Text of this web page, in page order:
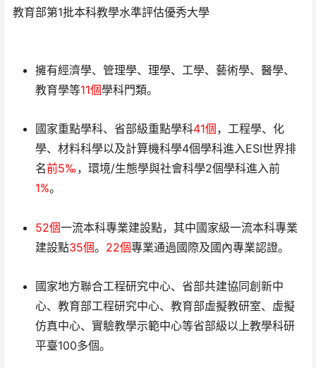
教育部第1批本科教學水準評估優秀大學
擁有經濟學、管理學、理學、工學、藝術學、醫學、
教育學等11個學科門類。
國家重點學科、省部級重點學科41個 ，工程學、化
學、材料科學以及計算機科學4個學科進入ESI世界排
名前5‰，環境/生態學與社會科學2個學科進入前
1%。
52個一流本科專業建設點，其中國家級一流本科專業
建設點35個。 22個專業通過國際及國內專業認證。
國家地方聯合工程研究中心、省部共建協同創新中
心、教育部工程研究中心、教育部虛擬教研室、虛擬
仿真中心、實驗教學示範中心等省部級以上教學科研
平臺100多個。